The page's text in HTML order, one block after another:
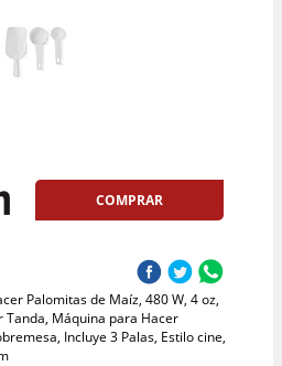
COMPRAR
Palomitas de Maíz, 480 W, 4 oz,
Tanda, Máquina para Hacer
Incluye 3 Palas, Estilo cine,